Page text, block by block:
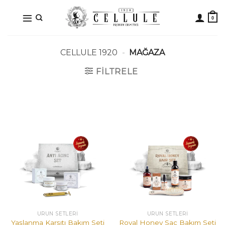
CELLULE 1920 - MAĞAZA
FILTRELE
ÜRÜN SETLERİ
Yaşlanma Karşıtı Bakım Seti
ÜRÜN SETLERİ
Royal Honey Saç Bakım Seti